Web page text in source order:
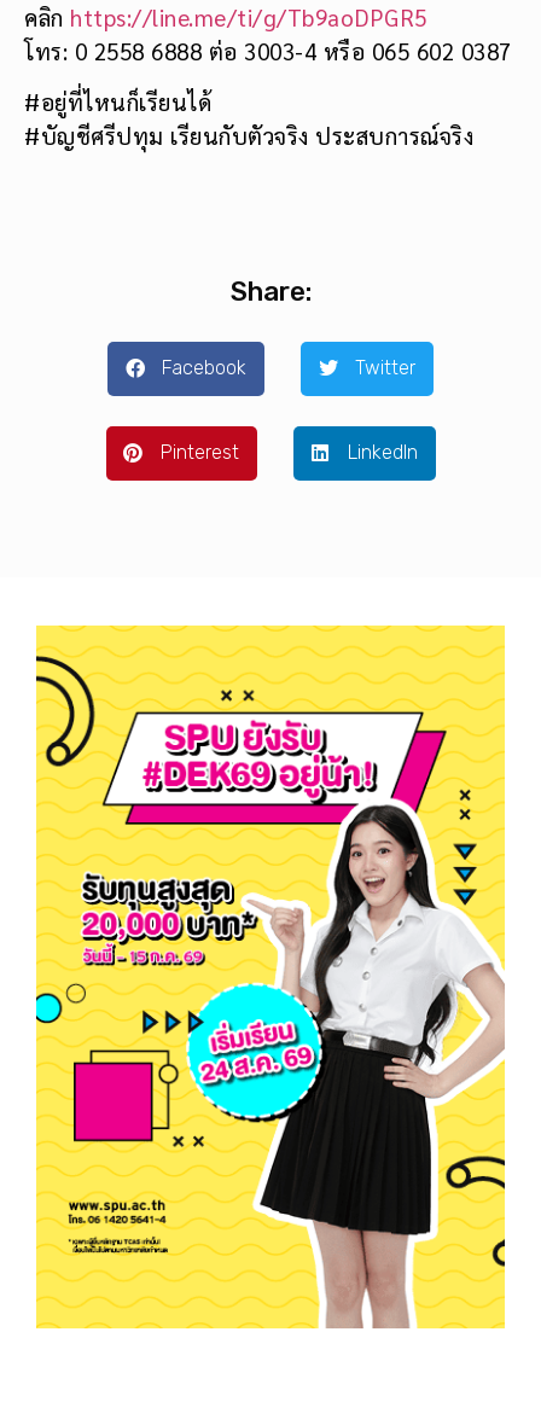
คลิก https://line.me/ti/g/Tb9aoDPGR5
โทร: 0 2558 6888 ต่อ 3003-4 หรือ 065 602 0387
#อยู่ที่ไหนก็เรียนได้
#บัญชีศรีปทุม เรียนกับตัวจริง ประสบการณ์จริง
Share:
Facebook Twitter
Pinterest LinkedIn